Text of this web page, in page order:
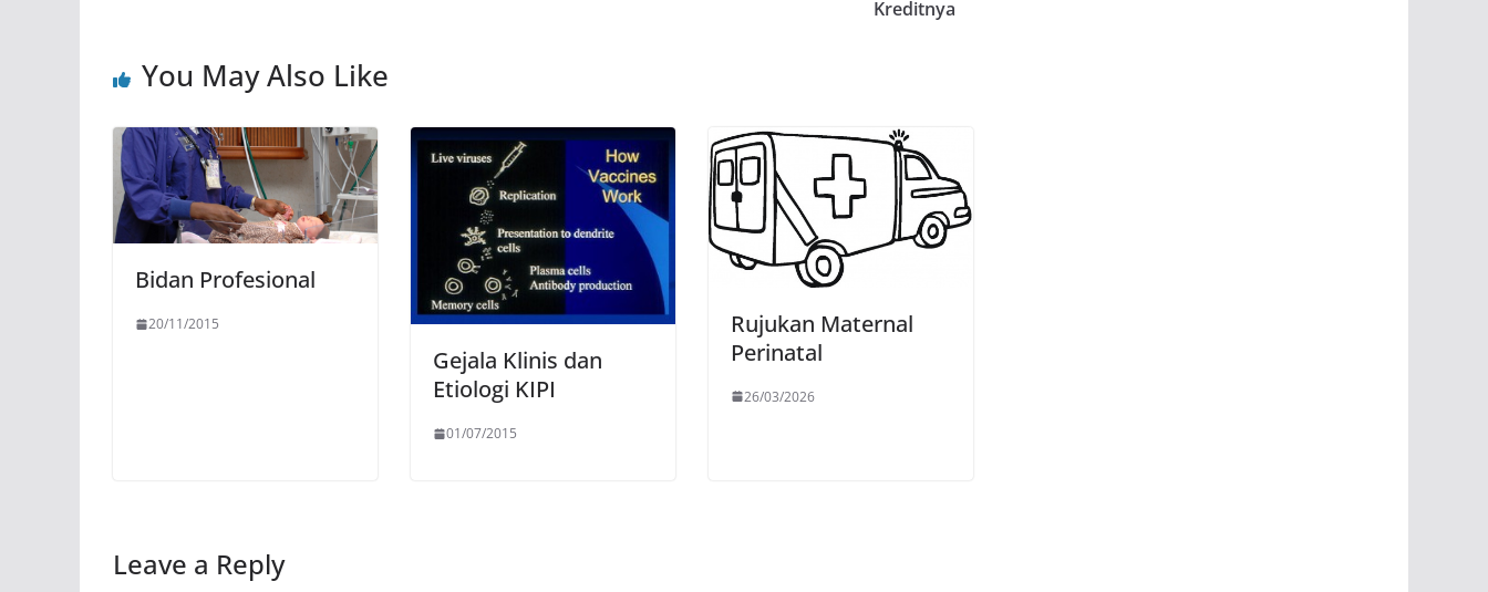
Kreditnya
You May Also Like
Bidan Profesional
20/11/2015
Gejala Klinis dan
Etiologi KIPI
01/07/2015
Rujukan Maternal
Perinatal
26/03/2026
Leave a Reply